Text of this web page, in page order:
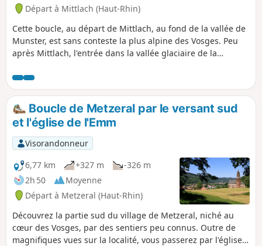
Départ à Mittlach (Haut-Rhin)
Cette boucle, au départ de Mittlach, au fond de la vallée de
Munster, est sans conteste la plus alpine des Vosges. Peu
après Mittlach, l'entrée dans la vallée glaciaire de la
sur les sommets des Hautes Vosges. En point d'orgue, cet
itinéraire nous fera passer par le majestueux cirque du
Frankenthal, ses rochers de la Martinswand et la redoutée
montée au Col du Fallimont.C'est une boucle qui s'adresse
aux randonneurs aguerris ou aux randonneurs n'ayant pas
peur de souffrir, ou les deux. Elle est longue, éprouvante
mais tellement éblouissante.
Boucle de Metzeral par le versant sud
et l'église de l'Emm
Visorandonneur
6,77 km
+327 m
-326 m
2h 50
Moyenne
Départ à Metzeral (Haut-Rhin)
Découvrez la partie sud du village de Metzeral, niché au
cœur des Vosges, par des sentiers peu connus. Outre de
magnifiques vues sur la localité, vous passerez par l'église